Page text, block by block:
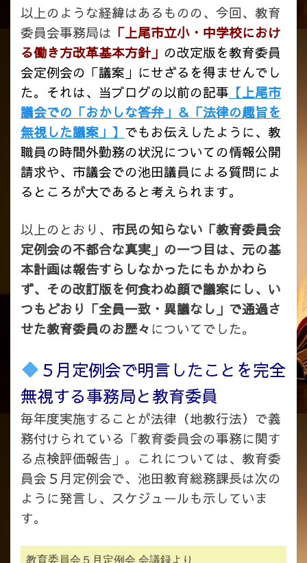
以上のような経緯はあるものの、今回、教育
委員会事務局は 「上尾市立小・中学校におけ
る働き方改革基本方針」 の改定版を教育委員
会定例会の「議案」にせざるを得ませんでし
た。それは、当ブログの以前の記事 【上尾市
議会での「おかしな答弁」＆「法律の趣旨を
無視した議案」】 でもお伝えしたように、教
職員の時間外勤務の状況についての情報公開
請求や、市議会での池田議員による質問によ
るところが大であると考えられます。
以上のとおり、 市民の知らない「教育委員会
定例会の不都合な真実」の一つ目は、元の基
本計画は報告すらしなかったにもかかわら
ず、その改訂版を何食わぬ顔で議案にし、い
つもどおり「全員一致・異議なし」で通過さ
せた教育委員のお歴々についてでした。
５月定例会で明言したことを完全
無視する事務局と教育委員
毎年度実施することが法律（地教行法）で義
務付けられている「教育委員会の事務に関す
る点検評価報告」。これについては、教育委
員会５月定例会で、池田教育総務課長は次の
ように発言し、スケジュールも示していま
す。
教育委員会５月定例会 会議録より